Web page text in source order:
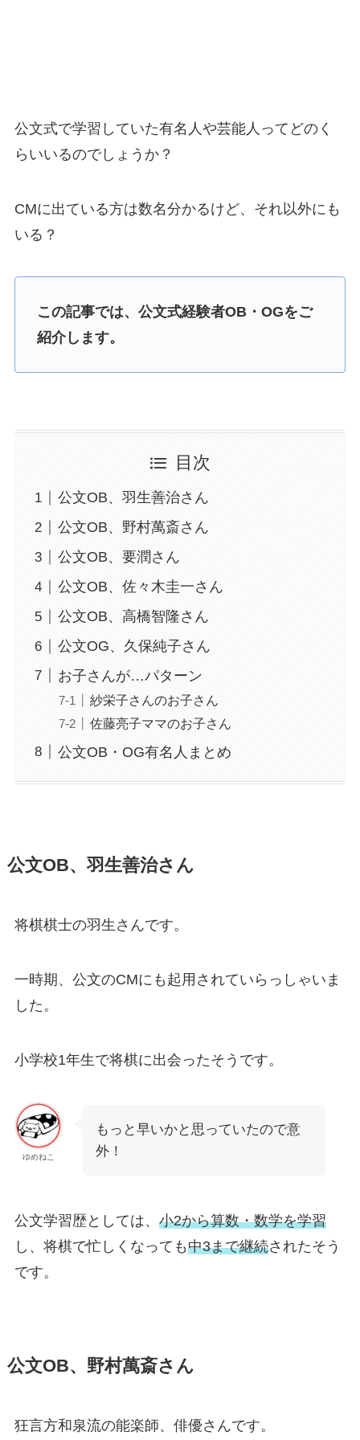
公文式で学習していた有名人や芸能人ってどのく
らいいるのでしょうか？
CMに出ている方は数名分かるけど、それ以外にも
いる？
この記事では、公文式経験者OB・OGをご
紹介します。
目次
公文OB、羽生善治さん
公文OB、野村萬斎さん
公文OB、要潤さん
公文OB、佐々木圭一さん
公文OB、高橋智隆さん
公文OG、久保純子さん
お子さんが…パターン
紗栄子さんのお子さん
佐藤亮子ママのお子さん
公文OB・OG有名人まとめ
公文OB、羽生善治さん
将棋棋士の羽生さんです。
一時期、公文のCMにも起用されていらっしゃいま
した。
小学校1年生で将棋に出会ったそうです。
ゆめねこ
もっと早いかと思っていたので意
外！
公文学習歴としては、 小2から算数・数学を学習
し、将棋で忙しくなっても中3まで継続されたそう
です。
公文OB、野村萬斎さん
狂言方和泉流の能楽師、俳優さんです。